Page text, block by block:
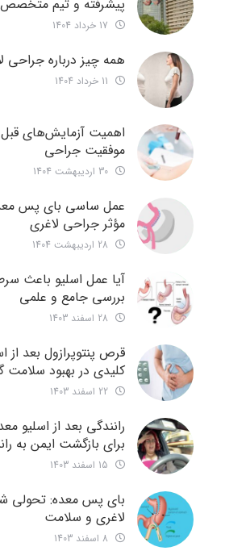
پیشرفته و تیم متخصص
همه چیز درباره جراحی
اهمیت آزمایش‌های قبل
موفقیت جراحی
عمل ساسی بای پس
مؤثر جراحی لاغری
آیا عمل اسلیو باعث
بررسی جامع و علمی
قرص پنتوپرازول بعد
کلیدی در بهبود سلامت
رانندگی بعد از اسلیو
برای بازگشت ایمن به
بای پس معده: تحولی
لاغری و سلامت